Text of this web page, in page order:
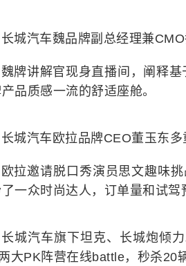
长城汽车魏品牌副总经理兼
魏牌讲解官现身直播间，阐释
品质感一流的舒适座舱。
长城汽车欧拉品牌CEO董玉东
欧拉邀请脱口秀演员思文趣味
了一众时尚达人，订单量和试驾
长城汽车旗下坦克、长城炮倾
大PK阵营在线battle，秒杀20